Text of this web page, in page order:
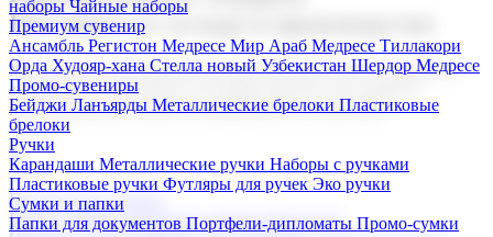
наборы Чайные наборы
Премиум сувенир
Ансамбль Регистон Медресе Мир Араб Медресе Тиллакори
Орда Худояр-хана Стелла новый Узбекистан Шердор Медресе
Промо-сувениры
Бейджи Ланъярды Металлические брелоки Пластиковые
брелоки
Ручки
Карандаши Металлические ручки Наборы с ручками
Пластиковые ручки Футляры для ручек Эко ручки
Сумки и папки
Папки для документов Портфели-дипломаты Промо-сумки
Поставка со склада и производство
Мы предлагаем широкий выбор корпоративных подарков и
сувениров с логотипом. В нашем каталоге вы найдете
продукцию для бизнеса, мероприятия и клиентов.
Подарочные наборы
Бизнес наборыКофейные наборы Кошельки